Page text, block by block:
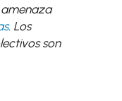
amenaza
. Los
son